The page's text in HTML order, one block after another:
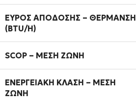
ΕΎΡΟΣ ΑΠΌΔΟΣΗΣ – ΘΈΡΜΑΝΣΗ
(BTU/H)
SCOP – ΜΈΣΗ ΖΏΝΗ
EΝΕΡΓΕΙΑΚΉ ΚΛΆΣΗ – ΜΈΣΗ
ΖΏΝΗ